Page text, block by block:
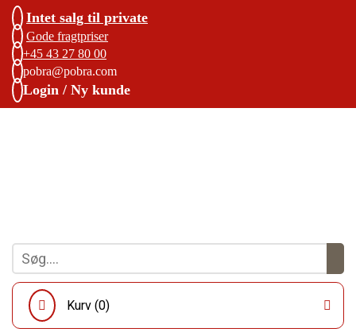
Intet salg til private
Gode fragtpriser
+45 43 27 80 00
pobra@pobra.com
Login / Ny kunde
Kurv (0)